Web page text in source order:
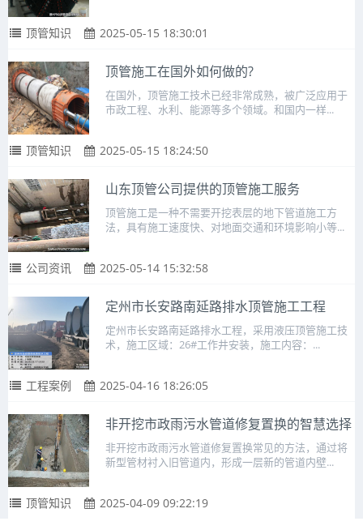
顶管知识 2025-05-15 18:30:01
顶管施工在国外如何做的?
在国外，顶管施工技术已经非常成熟，被广泛应用于
市政工程、水利、能源等多个领域。和国内一样...
顶管知识 2025-05-15 18:24:50
山东顶管公司提供的顶管施工服务
顶管施工是一种不需要开挖表层的地下管道施工方
法，具有施工速度快、对地面交通和环境影响小等...
公司资讯 2025-05-14 15:32:58
定州市长安路南延路排水顶管施工工程
定州市长安路南延路排水工程，采用液压顶管施工技
术，施工区域：26#工作井安装，施工内容：...
工程案例 2025-04-16 18:26:05
非开挖市政雨污水管道修复置换的智慧选择
非开挖市政雨污水管道修复置换常见的方法，通过将
新型管材衬入旧管道内，形成一层新的管道内壁...
顶管知识 2025-04-09 09:22:19